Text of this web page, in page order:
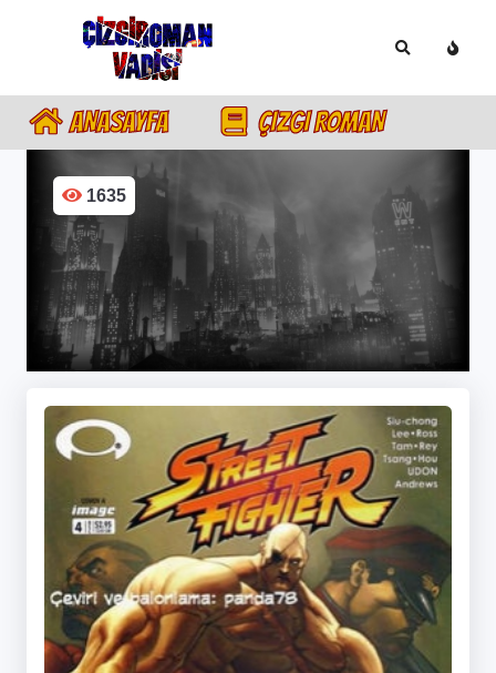
ANASAYFA ÇIZGI ROMAN
1635